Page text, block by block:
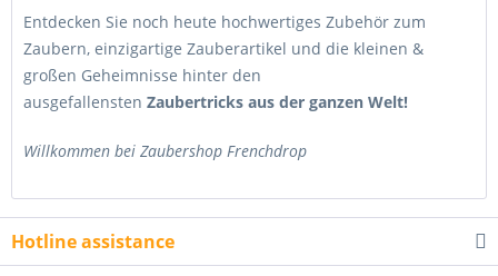
Entdecken Sie noch heute hochwertiges Zubehör zum
Zaubern, einzigartige Zauberartikel und die kleinen &
großen Geheimnisse hinter den
ausgefallensten Zaubertricks aus der ganzen Welt!
Willkommen bei Zaubershop Frenchdrop
Hotline assistance